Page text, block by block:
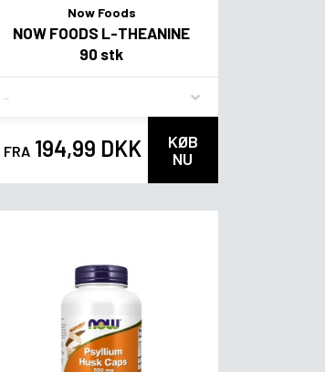
Now Foods
NOW FOODS L-THEANINE
90 stk
FRA194,99 DKK
KØB
NU